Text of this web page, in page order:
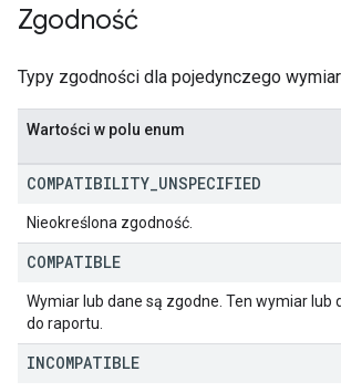
Zgodność
Typy zgodności dla pojedynczego
Wartości w polu enum
COMPATIBILITY UNSPECIFIED
Nieokreślona zgodność.
COMPATIBLE
Wymiar lub dane są zgodne. Ten wymiar lub
do raportu.
INCOMPATIBLE